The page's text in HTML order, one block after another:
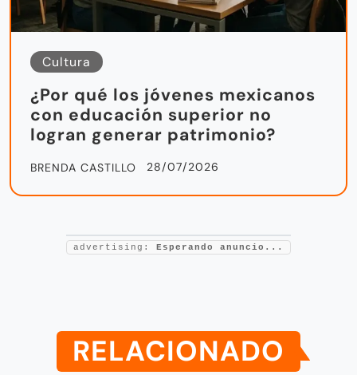
Cultura
¿Por qué los jóvenes mexicanos
con educación superior no
logran generar patrimonio?
BRENDA CASTILLO 28/07/2026
advertising: Esperando anuncio...
RELACIONADO